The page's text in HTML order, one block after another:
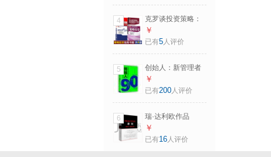
的故事 何仙姑的故
事 清华大学出版社
4
克罗谈投资策略：
神奇的墨菲法则+策
略投资+策略投资方
装全4册 斯坦利·克
罗 申银万国策略研
究团队 国泰君安培
训教材
￥
已有5人评价
5
创始人：新管理者
如何度过第一个90
天 [The first 90
版社 创始人：新管
理者如何度过第一
个90天
￥
已有200人评价
6 瑞·达利欧作品
￥
已有16人评价